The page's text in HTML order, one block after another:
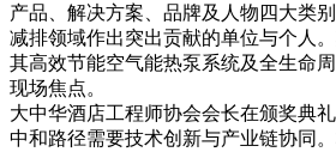
产品、解决方案、品牌及人物四大类
减排领域作出突出贡献的单位与个人
其高效节能空气能热泵系统及全生命
现场焦点。
大中华酒店工程师协会会长在颁奖典
中和路径需要技术创新与产业链协同